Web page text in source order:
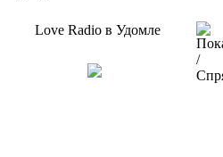
Love Radio в Удомле